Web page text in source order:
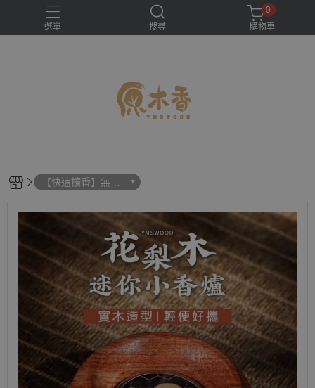
選單 搜尋
0
購物車
【快速擴香】無黏
香